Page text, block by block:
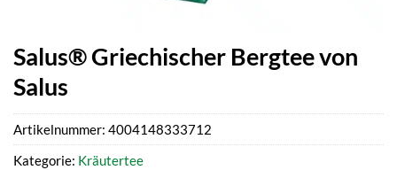
Salus® Griechischer Bergtee von
Salus
Artikelnummer: 4004148333712
Kategorie: Kräutertee